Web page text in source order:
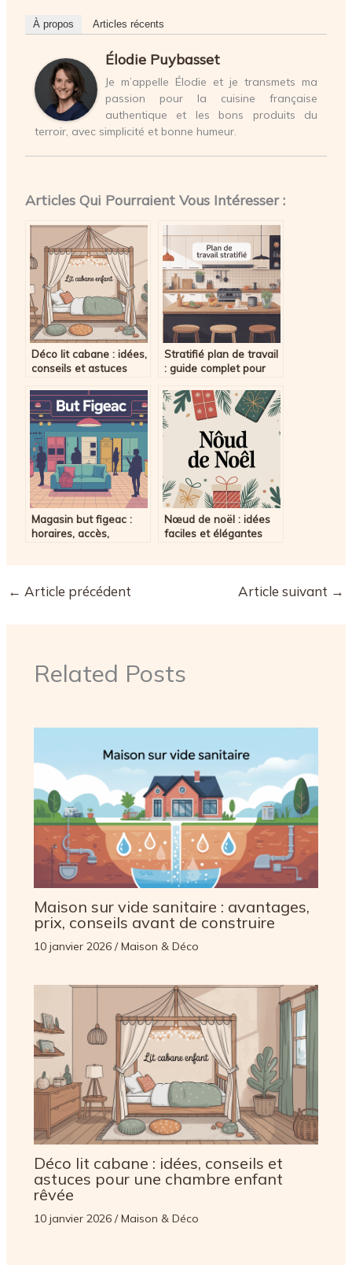
À propos Articles récents
Élodie Puybasset
Je m’appelle Élodie et je transmets ma
passion pour la cuisine française
authentique et les bons produits du
terroir, avec simplicité et bonne humeur.
Articles Qui Pourraient Vous Intéresser :
Déco lit cabane : idées,
conseils et astuces
enfant rêvée
Stratifié plan de travail
: guide complet pour
Magasin but figeac :
horaires, accès,
Nœud de noël : idées
faciles et élégantes
← Article précédent Article suivant →
Related Posts
Maison sur vide sanitaire : avantages,
prix, conseils avant de construire
10 janvier 2026 /Maison & Déco
Déco lit cabane : idées, conseils et
astuces pour une chambre enfant
rêvée
10 janvier 2026 /Maison & Déco